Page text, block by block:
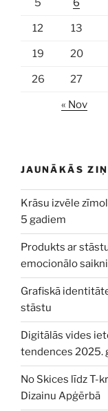
5 6
12 13
19 20
26 27
« Nov
JAUNĀKĀS
Krāsu izvēle
5 gadiem
Produkts ar
emocionālo saikni
Grafiskā
stāstu
Digitālās vides
tendences 2025.
No Skices līdz T-
Dizainu Apģērbā